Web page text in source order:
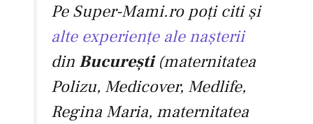
Pe Super-Mami.ro poţi citi şi
alte experienţe ale naşterii
din Bucureşti(maternitatea
Polizu, Medicover, Medlife,
Regina Maria, maternitatea